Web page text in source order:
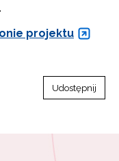
projektu
Udostępnij